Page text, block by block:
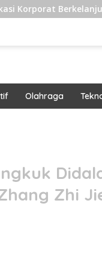
6
Olahraga
Zhi